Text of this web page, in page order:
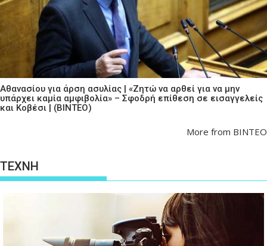
Αθανασίου για άρση ασυλίας | «Ζητώ να αρθεί για να μην
υπάρχει καμία αμφιβολία» – Σφοδρή επίθεση σε εισαγγελείς
και Κοβέσι | (ΒΙΝΤΕΟ)
More from ΒΙΝΤΕΟ
ΤΕΧΝΗ